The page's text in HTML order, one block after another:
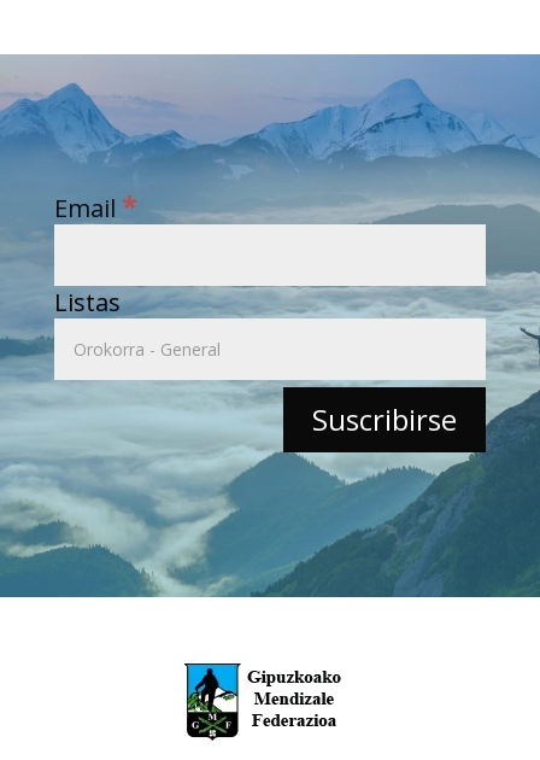
Email *
Listas